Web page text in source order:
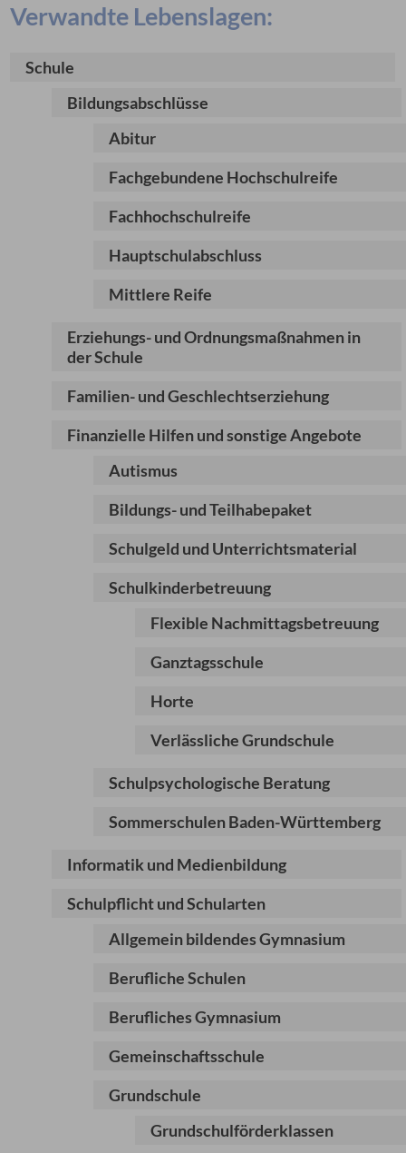
Verwandte Lebenslagen:
Schule
Bildungsabschlüsse
Abitur
Fachgebundene Hochschulreife
Fachhochschulreife
Hauptschulabschluss
Mittlere Reife
Erziehungs- und Ordnungsmaßnahmen in
der Schule
Familien- und Geschlechtserziehung
Finanzielle Hilfen und sonstige Angebote
Autismus
Bildungs- und Teilhabepaket
Schulgeld und Unterrichtsmaterial
Schulkinderbetreuung
Flexible Nachmittagsbetreuung
Ganztagsschule
Horte
Verlässliche Grundschule
Schulpsychologische Beratung
Sommerschulen Baden-Württemberg
Informatik und Medienbildung
Schulpflicht und Schularten
Allgemein bildendes Gymnasium
Berufliche Schulen
Berufliches Gymnasium
Gemeinschaftsschule
Grundschule
Grundschulförderklassen